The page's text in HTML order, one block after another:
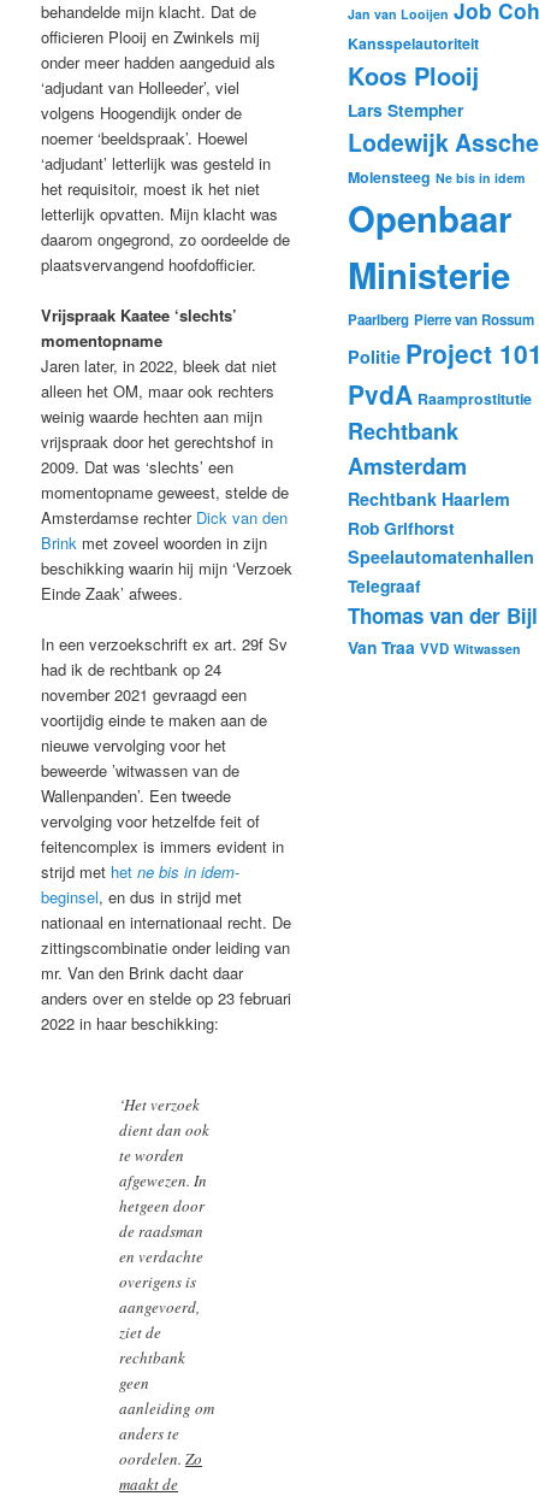
behandelde mijn klacht. Dat de
officieren Plooij en Zwinkels mij
onder meer hadden aangeduid als
‘adjudant van Holleeder’, viel
volgens Hoogendijk onder de
noemer ‘beeldspraak’. Hoewel
‘adjudant’ letterlijk was gesteld in
het requisitoir, moest ik het niet
letterlijk opvatten. Mijn klacht was
daarom ongegrond, zo oordeelde de
plaatsvervangend hoofdofficier.
Vrijspraak Kaatee ‘slechts’
momentopname
Jaren later, in 2022, bleek dat niet
alleen het OM, maar ook rechters
weinig waarde hechten aan mijn
vrijspraak door het gerechtshof in
2009. Dat was ‘slechts’ een
momentopname geweest, stelde de
Amsterdamse rechter Dick van den
Brink met zoveel woorden in zijn
beschikking waarin hij mijn ‘Verzoek
Einde Zaak’ afwees.
In een verzoekschrift ex art. 29f Sv
had ik de rechtbank op 24
november 2021 gevraagd een
voortijdig einde te maken aan de
nieuwe vervolging voor het
beweerde ’witwassen van de
Wallenpanden’. Een tweede
vervolging voor hetzelfde feit of
feitencomplex is immers evident in
strijd met hetne bis in idem-
beginsel, en dus in strijd met
nationaal en internationaal recht. De
zittingscombinatie onder leiding van
mr. Van den Brink dacht daar
anders over en stelde op 23 februari
2022 in haar beschikking:
‘Het verzoek
dient dan ook
te worden
afgewezen. In
hetgeen door
de raadsman
en verdachte
overigens is
aangevoerd,
ziet de
rechtbank
geen
aanleiding om
anders te
oordelen.Zo
maakt de
Jan van Looijen Job
Kansspelautoriteit
Koos Plooij
Lars Stempher
Lodewijk
Molensteeg Ne bis in idem
Openbaar
Ministerie
Paarlberg Pierre van Rossum
Politie Project
PvdA Raamprostitutie
Rechtbank
Amsterdam
Rechtbank Haarlem
Rob Grifhorst
Speelautomatenhallen
Telegraaf
Thomas van der Bijl
Van Traa VVD Witwassen